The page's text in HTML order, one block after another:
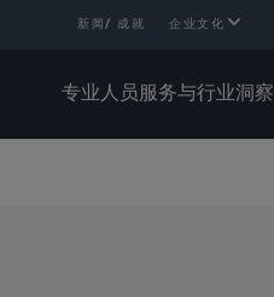
新闻/ 成就 企业文化
专业人员服务与行业洞察